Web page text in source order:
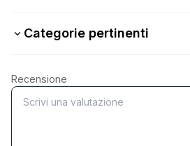
Categorie pertinenti
8.8 Stahl verzinkt
Recensione